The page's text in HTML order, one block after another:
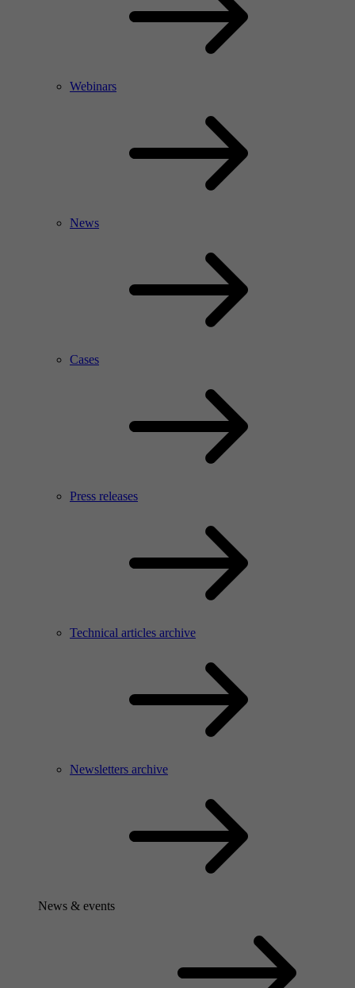
Webinars
News
Cases
Press releases
Technical articles archive
Newsletters archive
News & events